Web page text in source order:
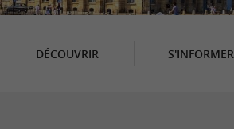
DÉCOUVRIR S'INFORMER